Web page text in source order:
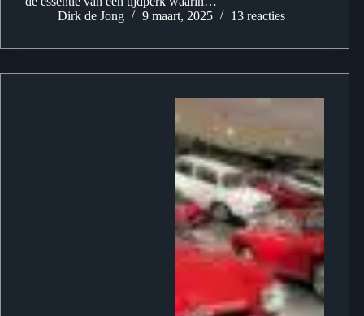
Dirk de Jong
9 maart, 2025 13 reacties